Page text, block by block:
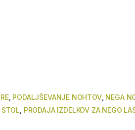
, PODALJŠEVANJE NOHTOV, NEGA
PRODAJA IZDELKOV ZA NEGO